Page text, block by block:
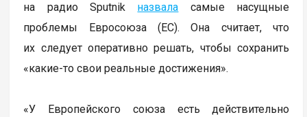
на радио Sputnik назвала самые насущные
проблемы Евросоюза (ЕС). Она считает, что
их следует оперативно решать, чтобы сохранить
«какие-то свои реальные достижения».
«У Европейского союза есть действительно